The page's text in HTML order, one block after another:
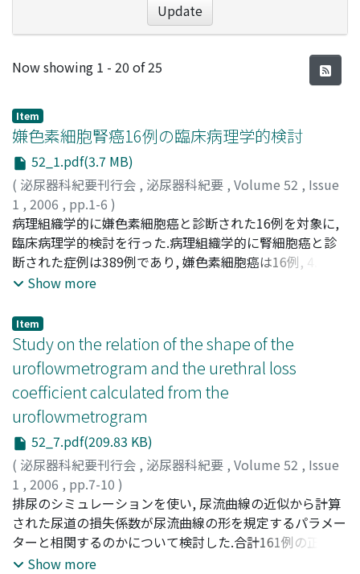
Update
Recent Submissions
Now showing 1 - 20 of 25
Item
嫌色素細胞腎癌16例の臨床病理学的検討
52_1.pdf(3.7 MB)
( 泌尿器科紀要刊行会 , 泌尿器科紀要 , Volume 52 , Issue
1 , 2006 , pp.1-6 )
中井川, 昇;矢尾, 正祐;近藤, 慶一;岸田, 健;野口, 和美;窪
田, 吉信;長嶋, 洋治;河野, 尚美;稲山, 嘉明;野沢, 昭典;
Nakaigawa, Noboru;Yao, Masahiro;Kondo, Kei-ichi
Kishida, Takeshi
Nozawa, Akinori
病理組織学的に嫌色素細胞癌と診断された16例を対象に,
臨床病理学的検討を行った.病理組織学的に腎細胞癌と診
断された症例は389例であり, 嫌色素細胞癌は16例, 4.1%
であった.病理組織学的に嫌色素細胞癌単一型を示した14
見された偶然例が10例を占めた.有症状例は4例で, 肉眼的
血尿3例, 腹部腫瘤1例であった.年齢分布は16～74歳であ
った.14例は嫌色素細胞腎癌単一像, 1例が肉腫様癌との混
合型, 1例がBellini管癌との混合型であった.嫌色素細胞腎
癌単一型14例の予後は良好であったが, 肉腫様癌, Bellini
管癌との混合型の2例は予後不良であった.造影CT, 血管造
影では全例がhypovascular tumorの所見であった.予後不
良の2例では術前診断時にCRP, IAPの上昇を認めた
Show more
Item
Study on the relation of the shape of the
uroflowmetrogram and the urethral loss
coefficient calculated from the
uroflowmetrogram
52_7.pdf(209.83 KB)
( 泌尿器科紀要刊行会 , 泌尿器科紀要 , Volume 52 , Issue
1 , 2006 , pp.7-10 )
Nishimoto, Ken-ichi; Tashiro, Koichiro;Yoshida,
Naomasa;Harimoto, Koji;Nishikawa, Keiichiro;Tanaka,
Tomoaki;Nakatani, Tatsuya;Yasuda, Kosaku;西本, 憲一
田代, 孝一郎;吉田, 直正
排尿のシミュレーションを使い, 尿流曲線の近似から計算
された尿道の損失係数が尿流曲線の形を規定するパラメー
ターと相関するのかについて検討した.合計161例の正常異
常尿流曲線を使用した結果, 1)最大尿流率(Qmax)とflow
Show more